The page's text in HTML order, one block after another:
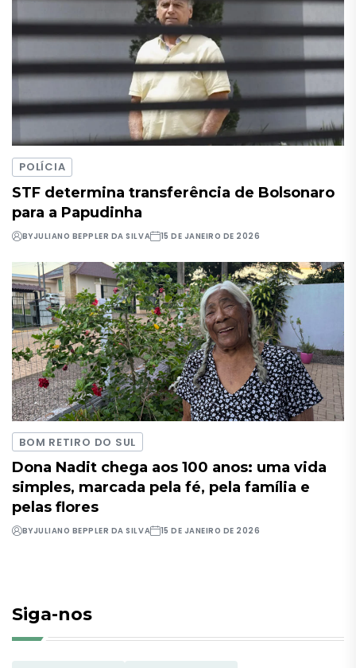
POLÍCIA
STF determina transferência de Bolsonaro
para a Papudinha
BYJULIANO BEPPLER DA SILVA 15 DE JANEIRO DE 2026
BOM RETIRO DO SUL
Dona Nadit chega aos 100 anos: uma vida
simples, marcada pela fé, pela família e
pelas flores
BYJULIANO BEPPLER DA SILVA 15 DE JANEIRO DE 2026
Siga-nos